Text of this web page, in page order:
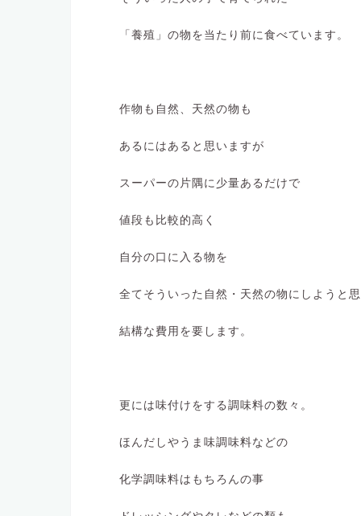
「養殖」の物を当たり前に食べています。
作物も自然、天然の物も
あるにはあると思いますが
スーパーの片隅に少量あるだけで
値段も比較的高く
自分の口に入る物を
全てそういった自然・天然の物にしようと
結構な費用を要します。
更には味付けをする調味料の数々。
ほんだしやうま味調味料などの
化学調味料はもちろんの事